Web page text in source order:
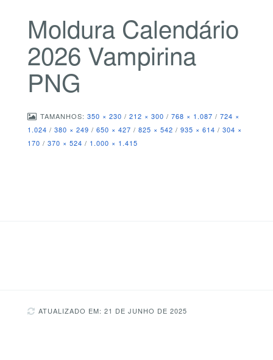
Moldura Calendário
2026 Vampirina
PNG
TAMANHOS: 350 × 230 / 212 × 300 / 768 × 1.087 / 724 ×
1.024 / 380 × 249 / 650 × 427 / 825 × 542 / 935 × 614 / 304 ×
170 / 370 × 524 / 1.000 × 1.415
ATUALIZADO EM: 21 DE JUNHO DE 2025